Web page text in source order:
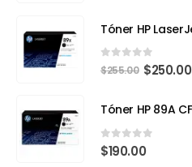
0 out of 5
$255.00 $250.00
0out of 5
$190.00